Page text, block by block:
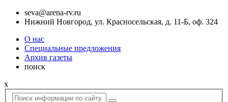
seva@arena-rv.ru
Нижний Новгород, ул. Красносельская, д. 11-Б, оф. 324
О нас
Специальные предложения
Архив газеты
поиск
x